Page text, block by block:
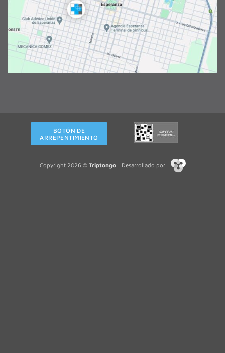
BOTÓN DE
ARREPENTIMIENTO
Copyright 2026 © Triptongo| Desarrollado por